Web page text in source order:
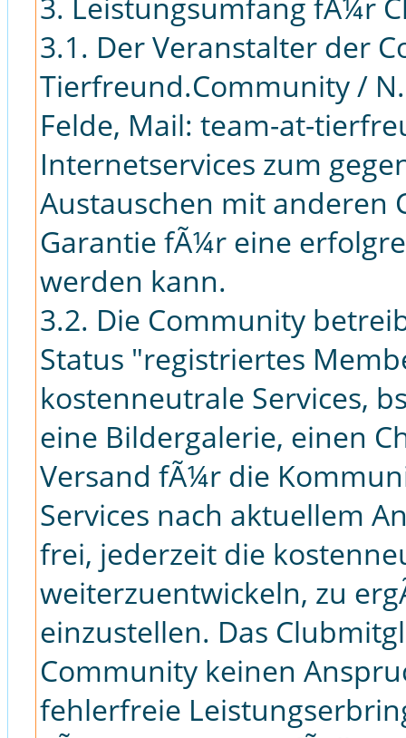
3.1. Der Veranstalter der
Tierfreund.Community /
Felde, Mail: team-at-
Internetservices zum
Austauschen mit anderen
Garantie fÃ¼r eine
werden kann.
3.2. Die Community
Status "registriertes
kostenneutrale Services,
eine Bildergalerie, einen
Versand fÃ¼r die
Services nach aktuellem
frei, jederzeit die
weiterzuentwickeln, zu
einzustellen. Das
Community keinen
fehlerfreie